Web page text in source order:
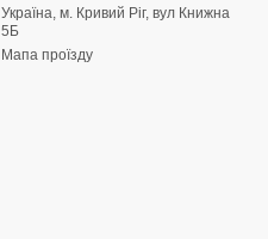
Україна, м. Кривий Ріг, вул Книжна
5Б
Мапа проїзду